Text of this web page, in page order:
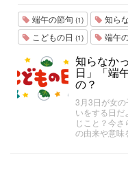
端午の節句 (1) 知ら
こどもの日 (1) 端午
知らなか
日」「端
の？
3月3日が女
いをする日だ
じこと？今
の由来や意味